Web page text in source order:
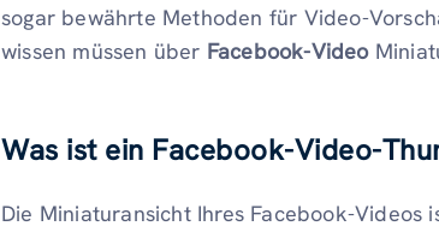
sogar bewährte Methoden für Video-
wissen müssen über Facebook-Video
Was ist ein Facebook-Video-
Die Miniaturansicht Ihres Facebook-